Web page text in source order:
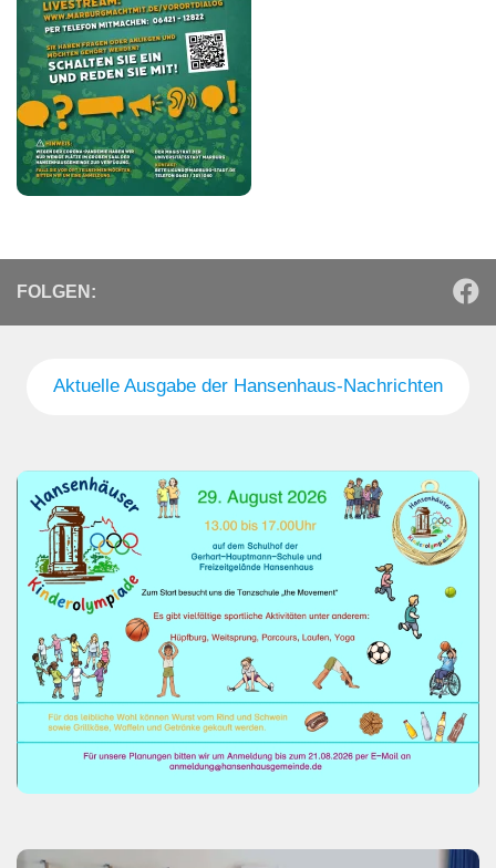
FOLGEN:
Aktuelle Ausgabe der Hansenhaus-Nachrichten